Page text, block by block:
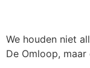
We houden niet
De Omloop, maar